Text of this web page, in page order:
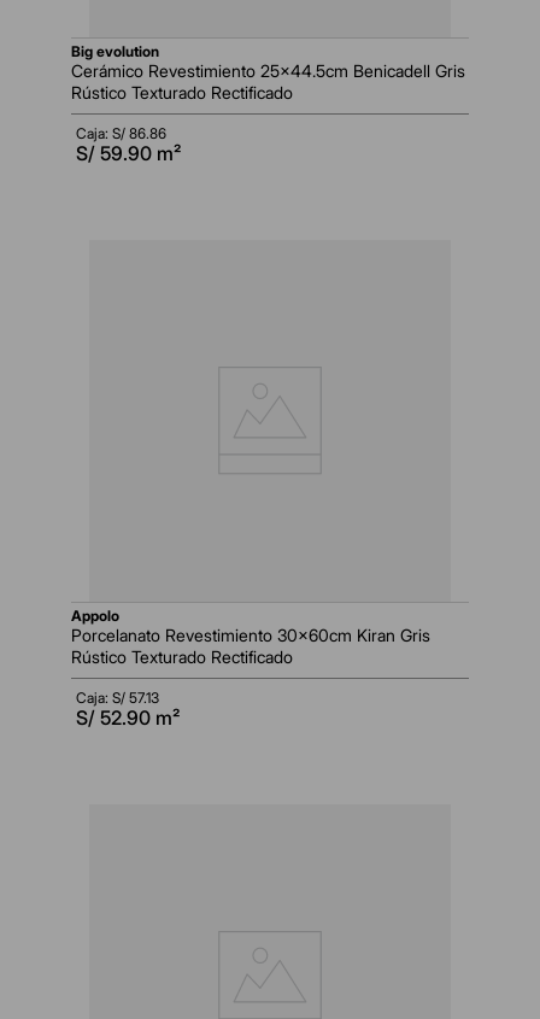
big evolution
Cerámico Revestimiento 25x44.5cm Benicadell Gris
Rústico Texturado Rectificado
Caja: S/ 86.86
S/ 59.90 m²
appolo
Porcelanato Revestimiento 30x60cm Kiran Gris
Rústico Texturado Rectificado
Caja: S/ 57.13
S/ 52.90 m²